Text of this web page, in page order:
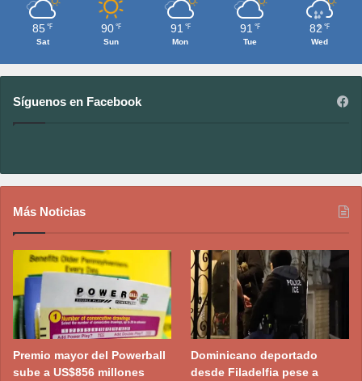
85 ℉
Sat
90 ℉
Sun
91 ℉
Mon
91 ℉
Tue
82 ℉
Wed
Síguenos en Facebook
Más Noticias
Premio mayor del Powerball
sube a US$856 millones
Dominicano deportado
desde Filadelfia pese a